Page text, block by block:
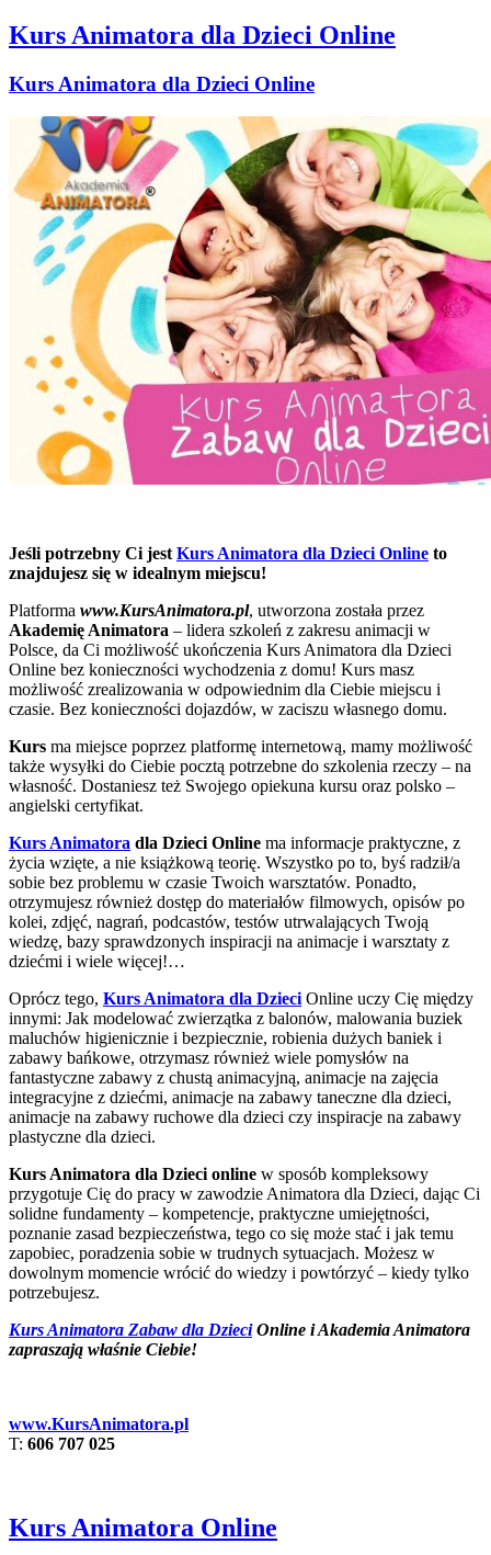
Kurs Animatora dla Dzieci Online
Kurs Animatora dla Dzieci Online
Jeśli potrzebny Ci jestKurs Animatora dla Dzieci Online to
znajdujesz się w idealnym miejscu!
Platforma www.KursAnimatora.pl, utworzona została przez
Akademię Animatora – lidera szkoleń z zakresu animacji w
Polsce, da Ci możliwość ukończenia Kurs Animatora dla Dzieci
Online bez konieczności wychodzenia z domu! Kurs masz
możliwość zrealizowania w odpowiednim dla Ciebie miejscu i
czasie. Bez konieczności dojazdów, w zaciszu własnego domu.
Kurs ma miejsce poprzez platformę internetową, mamy możliwość
także wysyłki do Ciebie pocztą potrzebne do szkolenia rzeczy – na
własność. Dostaniesz też Swojego opiekuna kursu oraz polsko –
angielski certyfikat.
Kurs Animatora dla Dzieci Online ma informacje praktyczne, z
życia wzięte, a nie książkową teorię. Wszystko po to, byś radził/a
sobie bez problemu w czasie Twoich warsztatów. Ponadto,
otrzymujesz również dostęp do materiałów filmowych, opisów po
kolei, zdjęć, nagrań, podcastów, testów utrwalających Twoją
wiedzę, bazy sprawdzonych inspiracji na animacje i warsztaty z
dziećmi i wiele więcej!…
Oprócz tego, Kurs Animatora dla DzieciOnline uczy Cię między
innymi: Jak modelować zwierzątka z balonów, malowania buziek
maluchów higienicznie i bezpiecznie, robienia dużych baniek i
zabawy bańkowe, otrzymasz również wiele pomysłów na
fantastyczne zabawy z chustą animacyjną, animacje na zajęcia
integracyjne z dziećmi, animacje na zabawy taneczne dla dzieci,
animacje na zabawy ruchowe dla dzieci czy inspiracje na zabawy
plastyczne dla dzieci.
Kurs Animatora dla Dzieci online w sposób kompleksowy
przygotuje Cię do pracy w zawodzie Animatora dla Dzieci, dając Ci
solidne fundamenty – kompetencje, praktyczne umiejętności,
poznanie zasad bezpieczeństwa, tego co się może stać i jak temu
zapobiec, poradzenia sobie w trudnych sytuacjach. Możesz w
dowolnym momencie wrócić do wiedzy i powtórzyć – kiedy tylko
potrzebujesz.
Kurs Animatora Zabaw dla DzieciOnline i Akademia Animatora
zapraszają właśnie Ciebie!
www.KursAnimatora.pl
T: 606 707 025
Kurs Animatora Online